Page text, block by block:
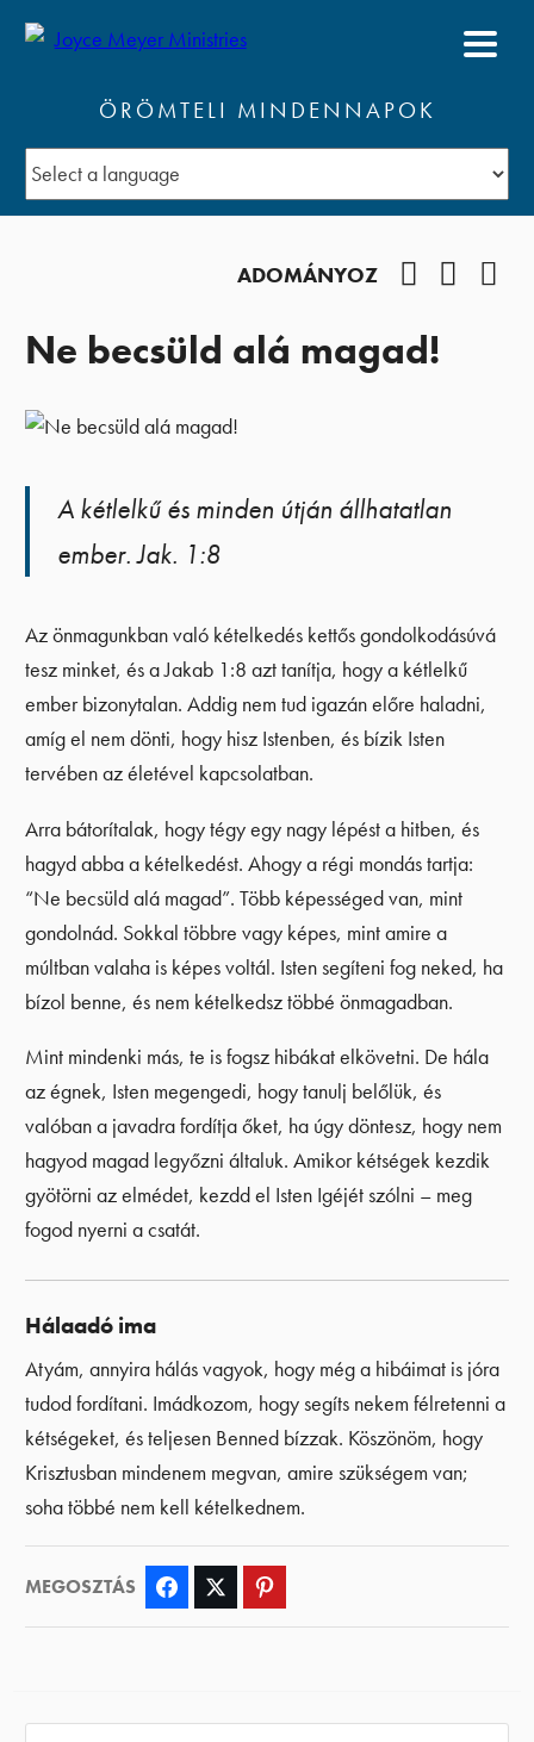
ÖRÖMTELI MINDENNAPOK
ADOMÁNYOZ
Ne becsüld alá magad!
A kétlelkű és minden útján állhatatlan
ember. Jak. 1:8
Az önmagunkban való kételkedés kettős gondolkodásúvá
tesz minket, és a Jakab 1:8 azt tanítja, hogy a kétlelkű
ember bizonytalan. Addig nem tud igazán előre haladni,
amíg el nem dönti, hogy hisz Istenben, és bízik Isten
tervében az életével kapcsolatban.
Arra bátorítalak, hogy tégy egy nagy lépést a hitben, és
hagyd abba a kételkedést. Ahogy a régi mondás tartja:
“Ne becsüld alá magad”. Több képességed van, mint
gondolnád. Sokkal többre vagy képes, mint amire a
múltban valaha is képes voltál. Isten segíteni fog neked, ha
bízol benne, és nem kételkedsz többé önmagadban.
Mint mindenki más, te is fogsz hibákat elkövetni. De hála
az égnek, Isten megengedi, hogy tanulj belőlük, és
valóban a javadra fordítja őket, ha úgy döntesz, hogy nem
hagyod magad legyőzni általuk. Amikor kétségek kezdik
gyötörni az elmédet, kezdd el Isten Igéjét szólni – meg
fogod nyerni a csatát.
Hálaadó ima
Atyám, annyira hálás vagyok, hogy még a hibáimat is jóra
tudod fordítani. Imádkozom, hogy segíts nekem félretenni a
kétségeket, és teljesen Benned bízzak. Köszönöm, hogy
Krisztusban mindenem megvan, amire szükségem van;
soha többé nem kell kételkednem.
MEGOSZTÁS Facebook Twitter